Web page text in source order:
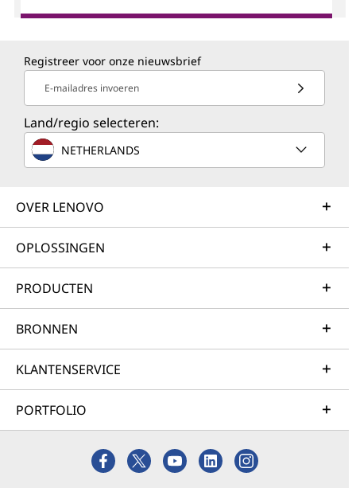
Registreer voor onze nieuwsbrief
E-mailadres invoeren
Land/regio selecteren:
NETHERLANDS
OVER LENOVO
OPLOSSINGEN
PRODUCTEN
BRONNEN
KLANTENSERVICE
PORTFOLIO